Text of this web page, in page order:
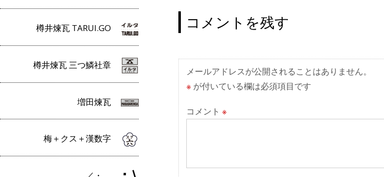
樽井煉瓦 TARUI.GO
樽井煉瓦 三つ鱗社章
増田煉瓦
梅＋クス＋漢数字
ナ
ビ
ー
シ
ョ
ン
コメントを残す
メールアドレスが公開されることはありません。
※ が付いている欄は必須項目です
コメント ※